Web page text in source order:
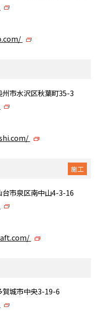
市水沢区秋葉町35-3
施工
市泉区南中山4-3-16
城市中央3-19-6